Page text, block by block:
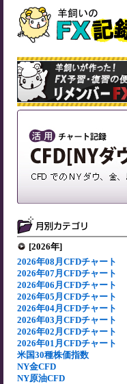
[2026年]
2026年08月CFDチャート
2026年07月CFDチャート
2026年06月CFDチャート
2026年05月CFDチャート
2026年04月CFDチャート
2026年03月CFDチャート
2026年02月CFDチャート
2026年01月CFDチャート
米国30種株価指数
NY金CFD
NY原油CFD